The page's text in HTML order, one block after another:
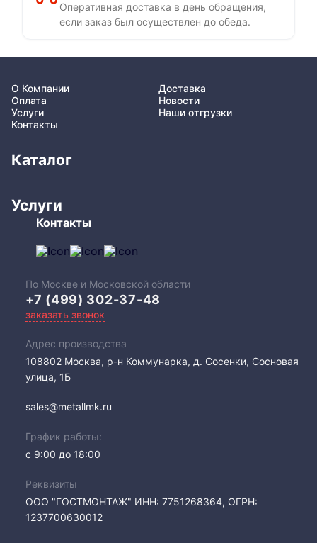
Оперативная доставка в день обращения,
если заказ был осуществлен до обеда.
О Компании
Доставка
Оплата
Новости
Услуги
Наши отгрузки
Контакты
Каталог
Услуги
Контакты
По Москве и Московской области
+7 (499) 302-37-48
заказать звонок
Адрес производства
108802​ Москва, р-н Коммунарка, д. Сосенки, Сосновая
улица, 1Б
sales@metallmk.ru
График работы:
с 9:00 до 18:00
Реквизиты
ООО "ГОСТМОНТАЖ" ИНН: 7751268364, ОГРН:
1237700630012